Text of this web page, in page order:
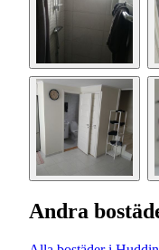
Andra